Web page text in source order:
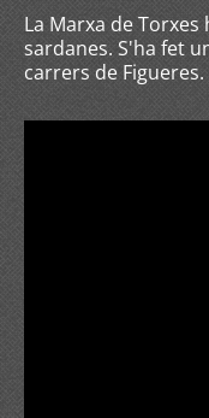
La Marxa de
sardanes. S'ha fet
carrers de Figueres.